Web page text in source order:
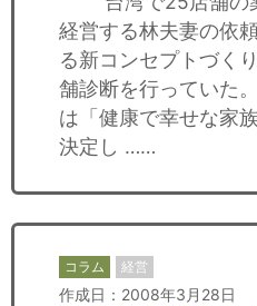
経営する林夫妻の依
る新コンセプトづく
舗診断を行っていた
は「健康で幸せな家
決定し ……
コラム 経営
作成日：2008年3月28日